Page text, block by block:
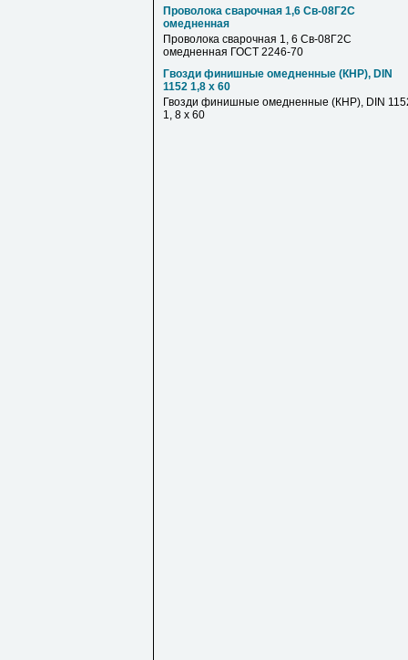
Проволока сварочная 1,6 Св-08Г2С
омедненная
Проволока сварочная 1, 6 Св-08Г2С
омедненная ГОСТ 2246-70
Гвозди финишные омедненные (КНР), DIN
1152 1,8 x 60
Гвозди финишные омедненные (КНР), DIN
1, 8 x 60